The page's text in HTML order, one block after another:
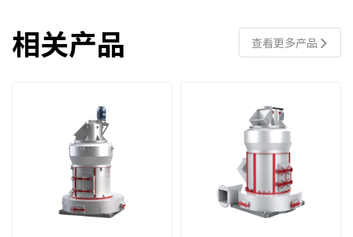
相关产品 查看更多产品